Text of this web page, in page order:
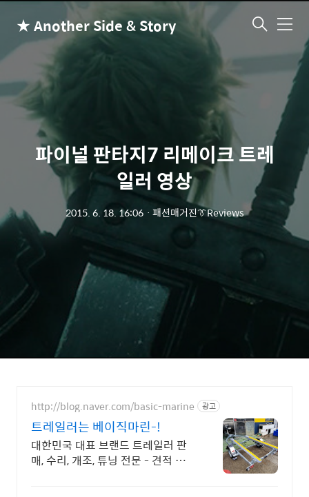
★ Another Side & Story 메
파이널 판타지7 리메이크 트레
일러 영상
2015. 6. 18. 16:06ㆍ 패션매거진👔Reviews
http://blog.naver.com/basic-marine 광고
트레일러는 베이직마린-!
대한민국 대표 브랜드 트레일러 판
매, 수리, 개조, 튜닝 전문 - 견적 문